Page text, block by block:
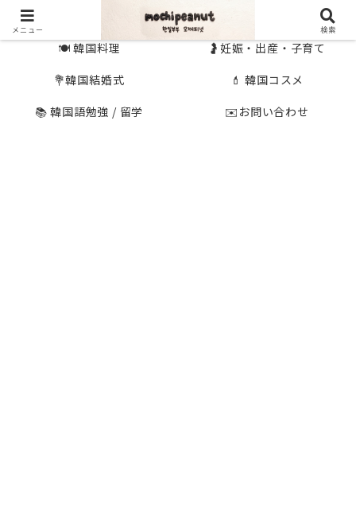
🍽 韓国料理
🤰妊娠・出産・子育て
💐韓国結婚式
💄 韓国コスメ
📚 韓国語勉強 / 留学
✉️お問い合わせ
メニュー 検索